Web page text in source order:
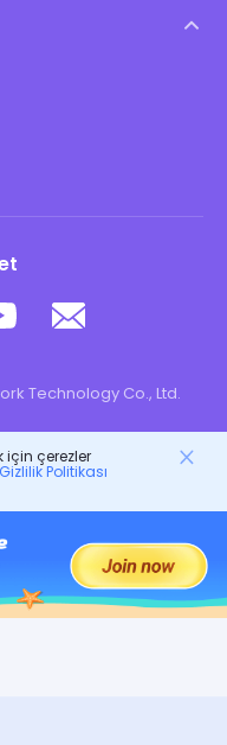
Technology Co., Ltd.
için çerezler
Gizlilik Politikası